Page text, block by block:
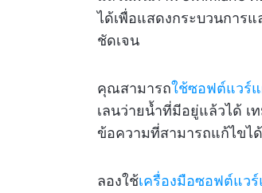
ได้เพื่อแสดงกระบวนการ
ชัดเจน
คุณสามารถใช้ซอฟต์แวร์แ
เลนว่ายน้ำที่มีอยู่แล้วได้ เ
ข้อความที่สามารถแก้ไขไ
ลองใช้เครื่องมือซอฟต์แว